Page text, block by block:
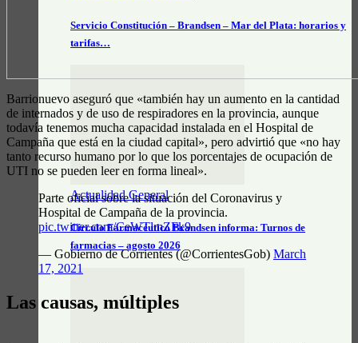
Servicio Constitución – Brandsen – Mar del Plata: horarios y
tarifas…
Actualidad General
Círculo Farmacéutico Brandsen informa: Turnos de
farmacias – agosto 2026
Barrionuevo aseguró que «también hay un aumento en la cantidad
de internados y de uso de respiradores en la provincia, aunque
todavía tenemos mucha capacidad instalada en el Hospital de
Campaña que está en la ciudad capital», pero advirtió que «no hay
tanto recurso humano por lo que los porcentajes de ocupación de
UTI no se pueden leer en forma lineal».
Parte oficial sobre la situación del Coronavirus y
Hospital de Campaña de la provincia.
pic.twitter.com/CeWTlmZFk9
— Gobierno de Corrientes (@CorrientesGob) March
17, 2021
Las causas, múltiples